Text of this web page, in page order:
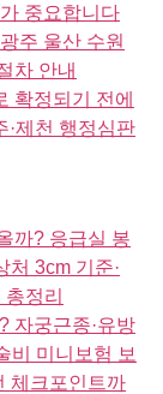
중요합니다
주 울산 수원
차 안내
확정되기 전에
·제천 행정심판
까? 응급실 봉
처 3cm 기준·
정리
자궁근종·유방
비 미니보험 보
체크포인트까